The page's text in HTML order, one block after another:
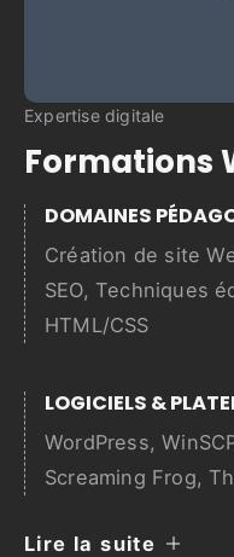
Expertise digitale
Formations
DOMAINES
Création de site
SEO, Techniques
HTML/CSS
LOGICIELS &
WordPress,
Screaming Frog,
Lire la suite